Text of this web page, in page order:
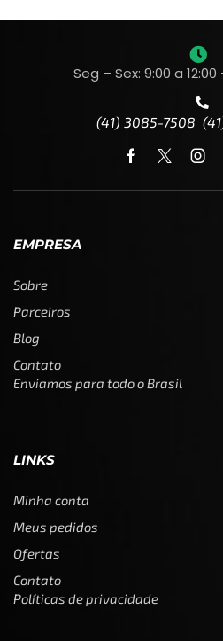
Seg – Sex: 9:00 a 12:00
(41) 3085-7508
EMPRESA
Sobre
Parceiros
Blog
Contato
Enviamos para todo o Brasil
LINKS
Minha conta
Meus pedidos
Ofertas
Contato
Políticas de privacidade